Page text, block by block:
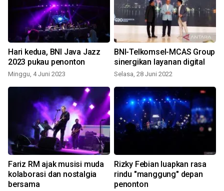
Hari kedua, BNI Java Jazz
2023 pukau penonton
Minggu, 4 Juni 2023
BNI-Telkomsel-MCAS Group
sinergikan layanan digital
Selasa, 28 Juni 2022
Fariz RM ajak musisi muda
kolaborasi dan nostalgia
bersama
Rizky Febian luapkan rasa
rindu "manggung" depan
penonton